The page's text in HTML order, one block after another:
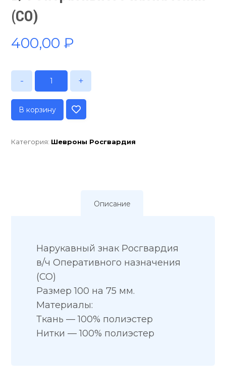
(СО)
400,00₽
- +
В корзину
Категория: Шевроны Росгвардия
Описание
Нарукавный знак Росгвардия
в/ч Оперативного назначения
(СО)
Размер 100 на 75 мм.
Материалы:
Ткань — 100% полиэстер
Нитки — 100% полиэстер